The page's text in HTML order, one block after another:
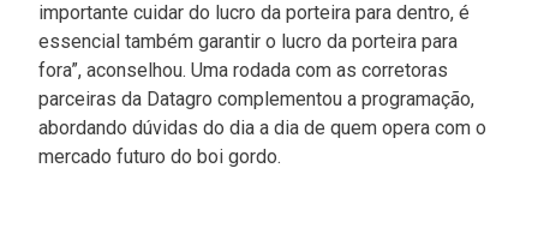
importante cuidar do lucro da porteira para dentro, é
essencial também garantir o lucro da porteira para
fora”, aconselhou. Uma rodada com as corretoras
parceiras da Datagro complementou a programação,
abordando dúvidas do dia a dia de quem opera com o
mercado futuro do boi gordo.